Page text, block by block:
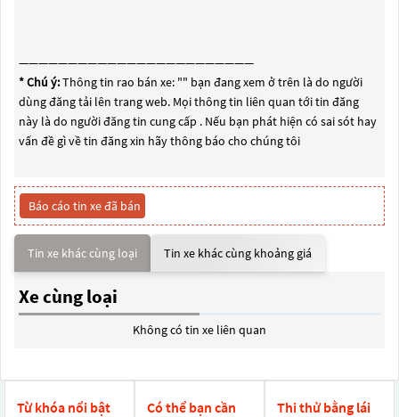
————————————————————————
* Chú ý:Thông tin rao bán xe: "" bạn đang xem ở trên là do người
dùng đăng tải lên trang web. Mọi thông tin liên quan tới tin đăng
này là do người đăng tin cung cấp . Nếu bạn phát hiện có sai sót hay
vấn đề gì về tin đăng xin hãy thông báo cho chúng tôi
Báo cáo tin xe đã bán
Tin xe khác cùng loại Tin xe khác cùng khoảng giá
Xe cùng loại
Không có tin xe liên quan
Từ khóa nổi bật Có thể bạn cần
Thi thử bằng lái